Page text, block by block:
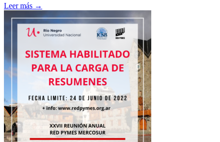
Leer más →